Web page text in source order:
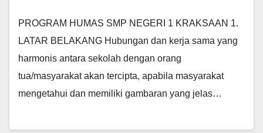
PROGRAM HUMAS SMP NEGERI 1 KRAKSAAN 1.
LATAR BELAKANG Hubungan dan kerja sama yang
harmonis antara sekolah dengan orang
tua/masyarakat akan tercipta, apabila masyarakat
mengetahui dan memiliki gambaran yang jelas…